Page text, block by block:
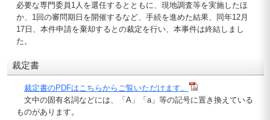
必要な専門委員1人を選任するとともに、現地調査等を実施したほ
か、1回の審問期日を開催するなど、手続を進めた結果、同年12月
17日、本件申請を棄却するとの裁定を行い、本事件は終結しまし
た。
裁定書
裁定書のPDFはこちらからご覧いただけます。
文中の固有名詞などには、「A」「a」等の記号に置き換えている
ものがあります。